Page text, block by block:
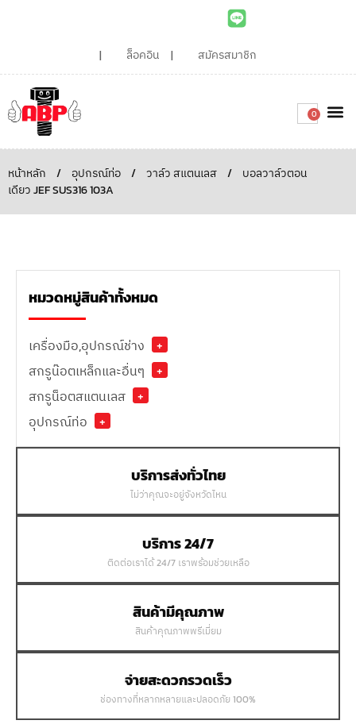
ล็อคอิน สมัครสมาชิก
0
หน้าหลัก / อุปกรณ์ท่อ / วาล์ว สแตนเลส /
บอลวาล์วตอน
เดียว JEF SUS316 103A
หมวดหมู่สินค้าทั้งหมด
เครื่องมือ,อุปกรณ์ช่าง
+
สกรูน๊อตเหล็กและอื่นๆ
+
สกรูน็อตสแตนเลส
+
อุปกรณ์ท่อ
+
บริการส่งทั่วไทย
ไม่ว่าคุณจะอยู่จังหวัดไหน
บริการ 24/7
ติดต่อเราได้ 24/7 เราพร้อมช่วยเหลือ
สินค้ามีคุณภาพ
สินค้าคุณภาพพรีเมี่ยม
จ่ายสะดวกรวดเร็ว
ช่องทางที่หลากหลายและปลอดภัย 100%